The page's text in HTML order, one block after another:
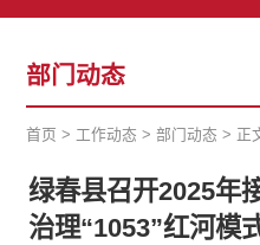
部门动态
首页 > 工作动态 >部门动态 > 正
绿春县召开2025年
治理“1053”红河模